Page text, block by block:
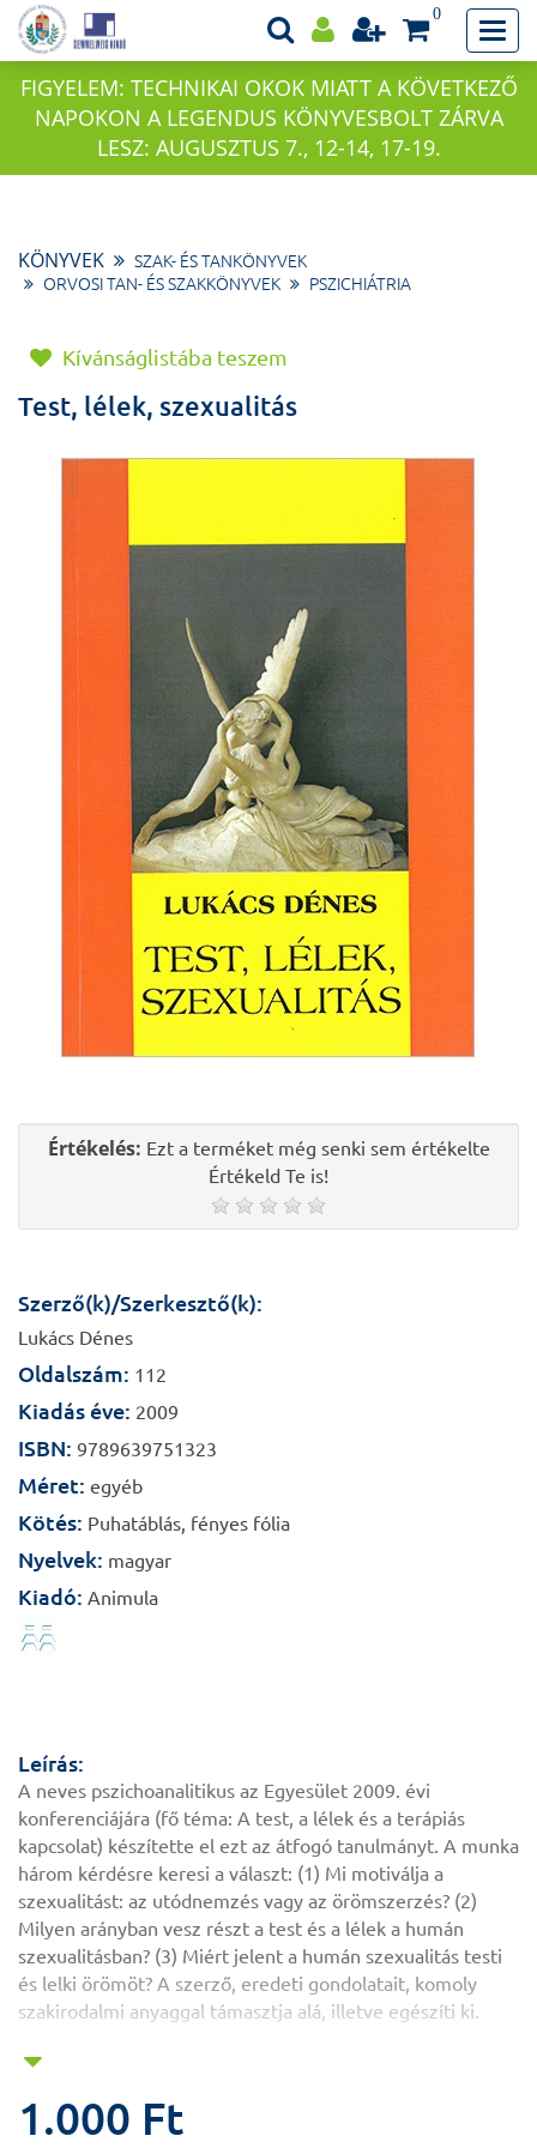
0
FIGYELEM: TECHNIKAI OKOK MIATT A KÖVETKEZŐ
NAPOKON A LEGENDUS KÖNYVESBOLT ZÁRVA
LESZ: AUGUSZTUS 7., 12-14, 17-19.
KÖNYVEK
SZAK- ÉS TANKÖNYVEK
ORVOSI TAN- ÉS SZAKKÖNYVEK
PSZICHIÁTRIA
Kívánságlistába teszem
Test, lélek, szexualitás
Értékelés: Ezt a terméket még senki sem értékelte
Értékeld Te is!
Szerző(k)/Szerkesztő(k):
Lukács Dénes
Oldalszám: 112
Kiadás éve: 2009
ISBN: 9789639751323
Méret: egyéb
Kötés: Puhatáblás, fényes fólia
Nyelvek: magyar
Kiadó: Animula
Leírás:
A neves pszichoanalitikus az Egyesület 2009. évi
konferenciájára (fő téma: A test, a lélek és a terápiás
kapcsolat) készítette el ezt az átfogó tanulmányt. A munka
három kérdésre keresi a választ: (1) Mi motiválja a
szexualitást: az utódnemzés vagy az örömszerzés? (2)
Milyen arányban vesz részt a test és a lélek a humán
szexualitásban? (3) Miért jelent a humán szexualitás testi
és lelki örömöt? A szerző, eredeti gondolatait, komoly
szakirodalmi anyaggal támasztja alá, illetve egészíti ki.
1.000 Ft